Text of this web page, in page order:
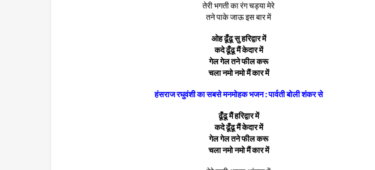
तेरी भगती का रंग चड्या मेरे
तने पाके जाऊ इस बार में
ओह ढूँढू सु हरिद्वार में
कदे ढूँढू मैं केदार में
गेल गेल तने फील करू
चला नमो नमो मैं कार में
हंसराज रघुवंशी का सबसे मनमोहक भजन : पार्वती बोली शंकर से
ढूँढू मैं हरिद्वार में
कदे ढूँढू मैं केदार में
गेल गेल तने फील करू
चला नमो नमो मैं कार में